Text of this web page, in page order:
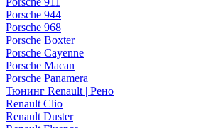
Porsche 944
Porsche 968
Porsche Boxter
Porsche Cayenne
Porsche Macan
Porsche Panamera
Тюнинг Renault | Рено
Renault Clio
Renault Duster